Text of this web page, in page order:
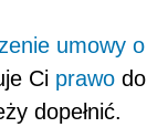
umowy
Ci prawo
dopełnić.